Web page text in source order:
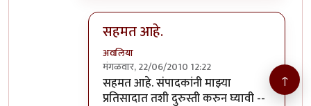
सहमत आहे.
अवलिया
मंगळवार, 22/06/2010 12:22
In reply toआतापर्यंतbyपरिकथेतील राजकुमार
सहमत आहे. संपादकांनी माझ्या
प्रतिसादात तशी दुरुस्ती करुन घ्यावी --
↑